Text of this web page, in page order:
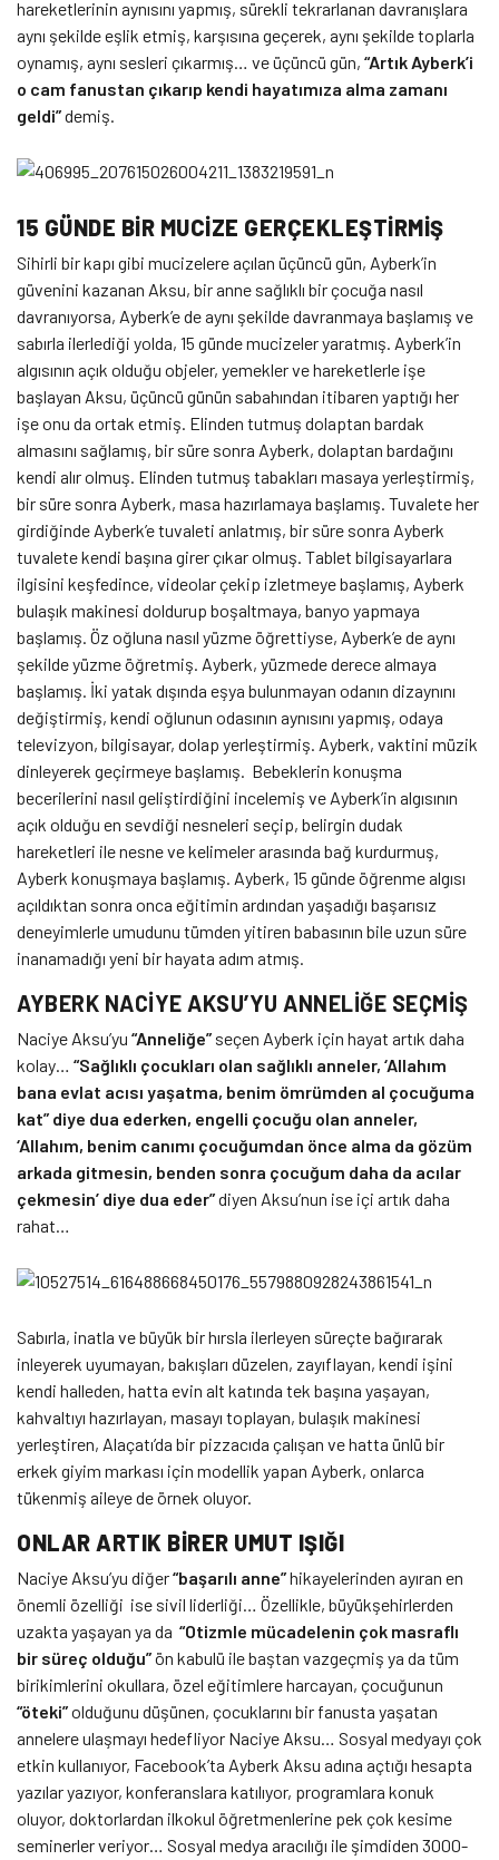
hareketlerinin aynısını yapmış, sürekli tekrarlanan davranışlara
aynı şekilde eşlik etmiş, karşısına geçerek, aynı şekilde toplarla
oynamış, aynı sesleri çıkarmış… ve üçüncü gün, “Artık Ayberk’i
o cam fanustan çıkarıp kendi hayatımıza alma zamanı
geldi”demiş.
15 GÜNDE BİR MUCİZE GERÇEKLEŞTİRMİŞ
Sihirli bir kapı gibi mucizelere açılan üçüncü gün, Ayberk’in
güvenini kazanan Aksu, bir anne sağlıklı bir çocuğa nasıl
davranıyorsa, Ayberk’e de aynı şekilde davranmaya başlamış ve
sabırla ilerlediği yolda, 15 günde mucizeler yaratmış. Ayberk’in
algısının açık olduğu objeler, yemekler ve hareketlerle işe
başlayan Aksu, üçüncü günün sabahından itibaren yaptığı her
işe onu da ortak etmiş. Elinden tutmuş dolaptan bardak
almasını sağlamış, bir süre sonra Ayberk, dolaptan bardağını
kendi alır olmuş. Elinden tutmuş tabakları masaya yerleştirmiş,
bir süre sonra Ayberk, masa hazırlamaya başlamış. Tuvalete her
girdiğinde Ayberk’e tuvaleti anlatmış, bir süre sonra Ayberk
tuvalete kendi başına girer çıkar olmuş. Tablet bilgisayarlara
ilgisini keşfedince, videolar çekip izletmeye başlamış, Ayberk
bulaşık makinesi doldurup boşaltmaya, banyo yapmaya
başlamış. Öz oğluna nasıl yüzme öğrettiyse, Ayberk’e de aynı
şekilde yüzme öğretmiş. Ayberk, yüzmede derece almaya
başlamış. İki yatak dışında eşya bulunmayan odanın dizaynını
değiştirmiş, kendi oğlunun odasının aynısını yapmış, odaya
televizyon, bilgisayar, dolap yerleştirmiş. Ayberk, vaktini müzik
dinleyerek geçirmeye başlamış. Bebeklerin konuşma
becerilerini nasıl geliştirdiğini incelemiş ve Ayberk’in algısının
açık olduğu en sevdiği nesneleri seçip, belirgin dudak
hareketleri ile nesne ve kelimeler arasında bağ kurdurmuş,
Ayberk konuşmaya başlamış. Ayberk, 15 günde öğrenme algısı
açıldıktan sonra onca eğitimin ardından yaşadığı başarısız
deneyimlerle umudunu tümden yitiren babasının bile uzun süre
inanamadığı yeni bir hayata adım atmış.
AYBERK NACİYE AKSU’YU ANNELİĞE SEÇMİŞ
Naciye Aksu’yu “Anneliğe” seçen Ayberk için hayat artık daha
kolay… “Sağlıklı çocukları olan sağlıklı anneler, ‘Allahım
bana evlat acısı yaşatma, benim ömrümden al çocuğuma
kat” diye dua ederken, engelli çocuğu olan anneler,
‘Allahım, benim canımı çocuğumdan önce alma da gözüm
arkada gitmesin, benden sonra çocuğum daha da acılar
çekmesin’ diye dua eder”diyen Aksu’nun ise içi artık daha
rahat…
Sabırla, inatla ve büyük bir hırsla ilerleyen süreçte bağırarak
inleyerek uyumayan, bakışları düzelen, zayıflayan, kendi işini
kendi halleden, hatta evin alt katında tek başına yaşayan,
kahvaltıyı hazırlayan, masayı toplayan, bulaşık makinesi
yerleştiren, Alaçatı’da bir pizzacıda çalışan ve hatta ünlü bir
erkek giyim markası için modellik yapan Ayberk, onlarca
tükenmiş aileye de örnek oluyor.
ONLAR ARTIK BİRER UMUT IŞIĞI
Naciye Aksu’yu diğer“başarılı anne”hikayelerinden ayıran en
önemli özelliği ise sivil liderliği… Özellikle, büyükşehirlerden
uzakta yaşayan ya da “Otizmle mücadelenin çok masraflı
bir süreç olduğu”ön kabulü ile baştan vazgeçmiş ya da tüm
birikimlerini okullara, özel eğitimlere harcayan, çocuğunun
“öteki”olduğunu düşünen, çocuklarını bir fanusta yaşatan
annelere ulaşmayı hedefliyor Naciye Aksu… Sosyal medyayı çok
etkin kullanıyor, Facebook’ta Ayberk Aksu adına açtığı hesapta
yazılar yazıyor, konferanslara katılıyor, programlara konuk
oluyor, doktorlardan ilkokul öğretmenlerine pek çok kesime
seminerler veriyor… Sosyal medya aracılığı ile şimdiden 3000-